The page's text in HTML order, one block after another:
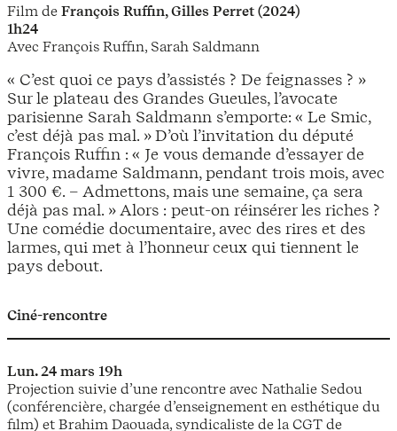
Film de François Ruffin, Gilles Perret (2024)
1h24
Avec François Ruffin, Sarah Saldmann
« C’est quoi ce pays d’assistés ? De feignasses ? »
Sur le plateau des Grandes Gueules, l’avocate
parisienne Sarah Saldmann s’emporte: « Le Smic,
c’est déjà pas mal. » D’où l’invitation du député
François Ruffin : « Je vous demande d’essayer de
vivre, madame Saldmann, pendant trois mois, avec
1 300 €. – Admettons, mais une semaine, ça sera
déjà pas mal. » Alors : peut-on réinsérer les riches ?
Une comédie documentaire, avec des rires et des
larmes, qui met à l’honneur ceux qui tiennent le
pays debout.
Ciné-rencontre
Lun. 24 mars 19h
Projection suivie d’une rencontre avec Nathalie Sedou
(conférencière, chargée d’enseignement en esthétique du
film) et Brahim Daouada, syndicaliste de la CGT de